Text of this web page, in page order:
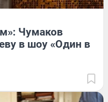
Чумаков
в шоу «Один в